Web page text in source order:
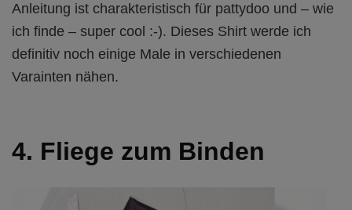
Anleitung ist charakteristisch für pattydoo und – wie
ich finde – super cool :-). Dieses Shirt werde ich
definitiv noch einige Male in verschiedenen
Varainten nähen.
4. Fliege zum Binden